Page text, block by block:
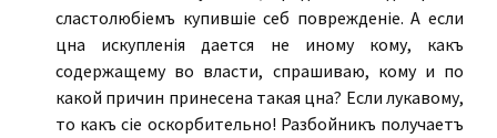
сластолюбіемъ купившіе себѣ поврежденіе. А если
цѣна искупленія дается не иному кому, какъ
содержащему во власти, спрашиваю, кому и по
какой причинѣ принесена такая цѣна? Если лукавому,
то какъ сіе оскорбительно! Разбойникъ получаетъ